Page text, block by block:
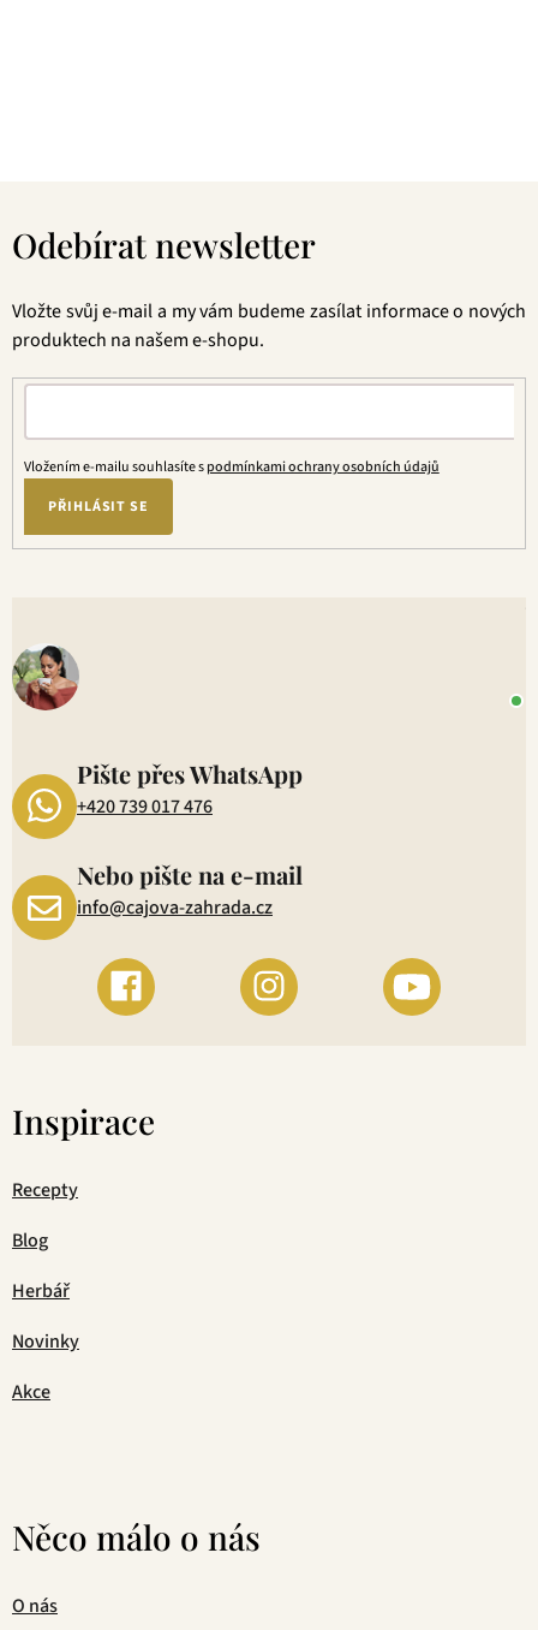
Odebírat newsletter
Vložte svůj e-mail a my vám budeme zasílat informace o nových
produktech na našem e-shopu.
Vložením e-mailu souhlasíte spodmínkami ochrany osobních údajů
PŘIHLÁSIT SE
Pište přes WhatsApp
+420 739 017 476
Nebo pište na e-mail
info@cajova-zahrada.cz
Inspirace
Recepty
Blog
Herbář
Novinky
Akce
Něco málo o nás
O nás